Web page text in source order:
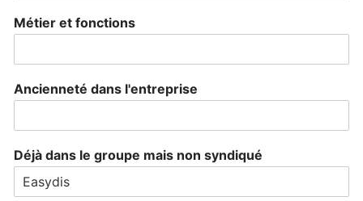
Métier et fonctions
Ancienneté dans l'entreprise
Déjà dans le groupe mais non syndiqué